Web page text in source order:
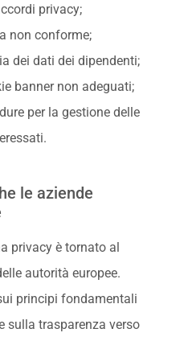
privacy;
non conforme;
dei dati dei dipendenti;
banner non adeguati;
per la gestione delle
le aziende
privacy è tornato al
autorità europee.
principi fondamentali
sulla trasparenza verso